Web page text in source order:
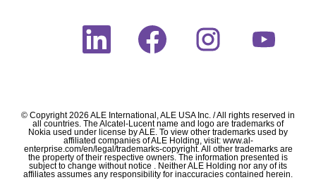
O
n
e
w
t
a
b
.
O
p
e
n
e
w
t
a
b
.
O
n
e
w
t
a
b
.
n
e
w
t
a
b
.
© Copyright 2026 ALE International, ALE USA Inc. / All rights reserved in
all countries. The Alcatel-Lucent name and logo are trademarks of
Nokia used under license by ALE. To view other trademarks used by
affiliated companies of ALE Holding, visit: www.al-
enterprise.com/en/legal/trademarks-copyright. All other trademarks are
the property of their respective owners. The information presented is
subject to change without notice . Neither ALE Holding nor any of its
affiliates assumes any responsibility for inaccuracies contained herein.